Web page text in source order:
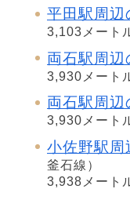
平田駅周辺
3,103メート
両石駅周辺
3,930メート
両石駅周辺
3,930メート
小佐野駅周
釜石線）
3,938メート